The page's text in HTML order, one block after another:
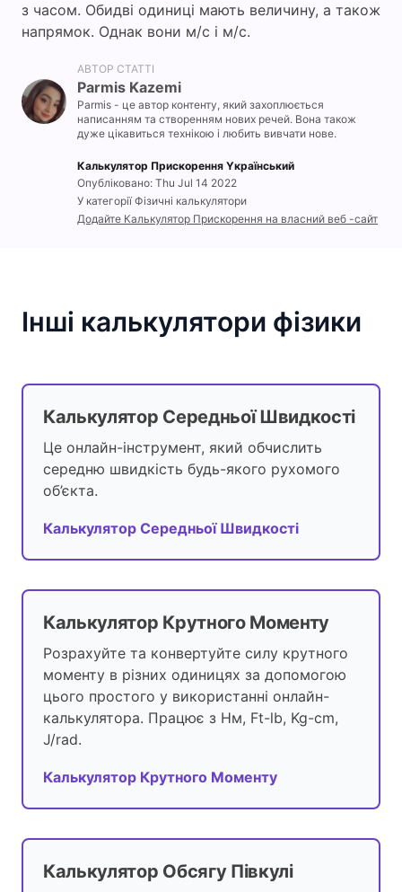
з часом. Обидві одиниці мають величину, а також
напрямок. Однак вони м/с і м/с.
АВТОР СТАТТІ
Parmis Kazemi
Parmis - це автор контенту, який захоплюється
написанням та створенням нових речей. Вона також
дуже цікавиться технікою і любить вивчати нове.
Калькулятор Прискорення Yкраїнський
Опубліковано: Thu Jul 14 2022
У категорії Фізичні калькулятори
Додайте Калькулятор Прискорення на власний веб -сайт
Інші калькулятори фізики
Калькулятор Середньої Швидкості
Це онлайн-інструмент, який обчислить
середню швидкість будь-якого рухомого
об’єкта.
Калькулятор Середньої Швидкості
Калькулятор Крутного Моменту
Розрахуйте та конвертуйте силу крутного
моменту в різних одиницях за допомогою
цього простого у використанні онлайн-
калькулятора. Працює з Нм, Ft-lb, Kg-cm,
J/rad.
Калькулятор Крутного Моменту
Калькулятор Обсягу Півкулі